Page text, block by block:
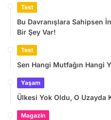
Test
Bu Davranışlara Sahipsen
Bir Şey Var!
Test
Sen Hangi Mutfağın Hangi
Yaşam
Ülkesi Yok Oldu, O Uzayda
Magazin